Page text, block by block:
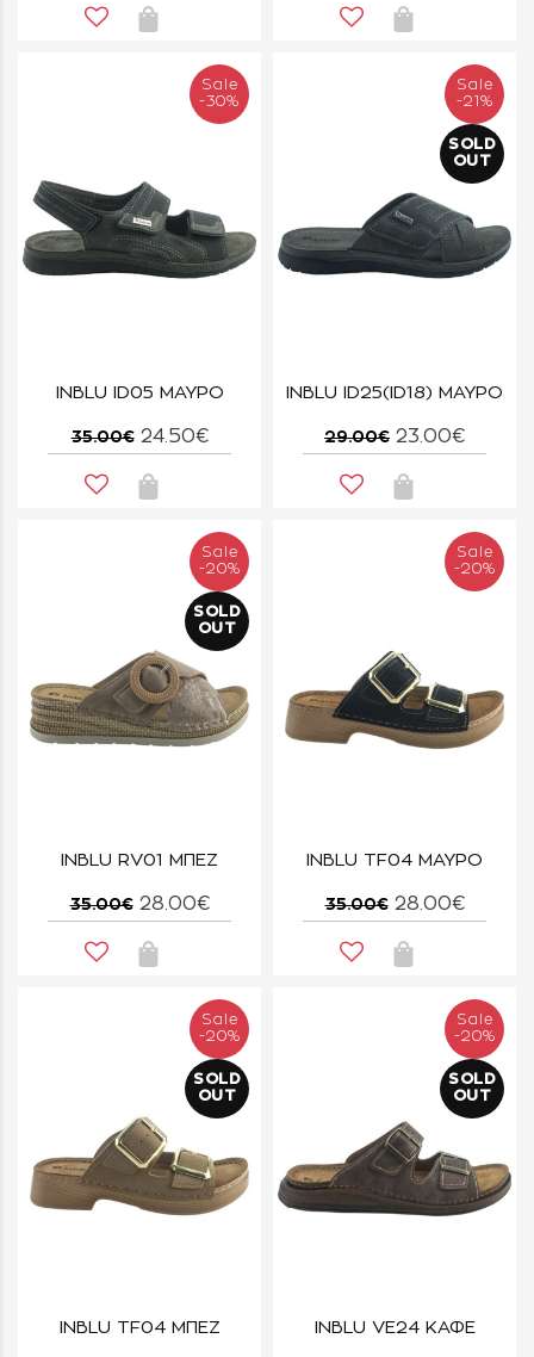
Sale
-30%
INBLU ID05 ΜΑΥΡΟ
35.00€ 24.50€
Sale
-21%
SOLD
OUT
INBLU ID25(ID18) ΜΑΥΡΟ
29.00€ 23.00€
Sale
-20%
SOLD
OUT
INBLU RV01 ΜΠΕΖ
35.00€ 28.00€
Sale
-20%
INBLU TF04 ΜΑΥΡΟ
35.00€ 28.00€
Sale
-20%
SOLD
OUT
INBLU TF04 ΜΠΕΖ
Sale
-20%
SOLD
OUT
INBLU VE24 ΚΑΦΕ